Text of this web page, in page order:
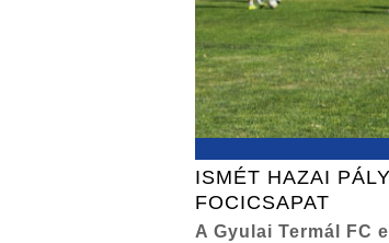
ISMÉT HAZAI
FOCICSAPAT
A Gyulai Termál FC